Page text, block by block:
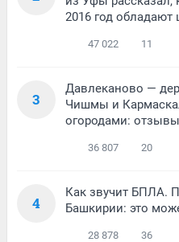
2016 год обладают
47 022 11
3
Давлеканово —
Чишмы и
огородами:
36 807 20
4
Как звучит БПЛА.
Башкирии: это
28 878 36